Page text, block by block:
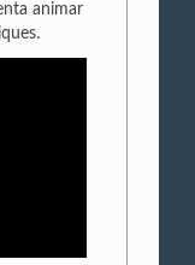
animar